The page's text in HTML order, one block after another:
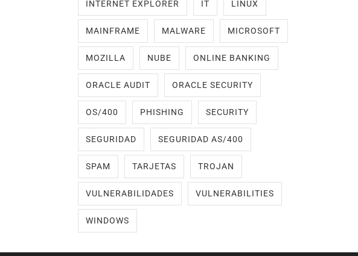
INTERNET EXPLORER IT LINUX
MAINFRAME MALWARE MICROSOFT
MOZILLA NUBE ONLINE BANKING
ORACLE AUDIT ORACLE SECURITY
OS/400 PHISHING SECURITY
SEGURIDAD SEGURIDAD AS/400
SPAM TARJETAS TROJAN
VULNERABILIDADES VULNERABILITIES
WINDOWS